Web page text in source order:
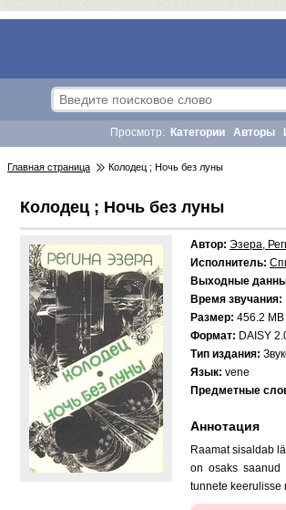
Просмотр: Категории Авторы
Главная страница Колодец ; Ночь без луны
Колодец ; Ночь без луны
Автор: Эзера,
Исполнитель:
Выходные
Время звучания:
Размер: 456.2 MB
Формат: DAISY
Тип издания:
Язык: vene
Предметные
Аннотация
Raamat sisaldab
on osaks saanud
tunnete keerulisse